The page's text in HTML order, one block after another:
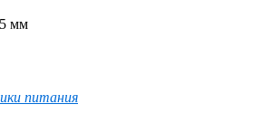
мм
питания